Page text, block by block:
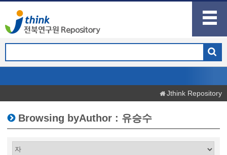
Jthink Repository
Browsing byAuthor : 유승수